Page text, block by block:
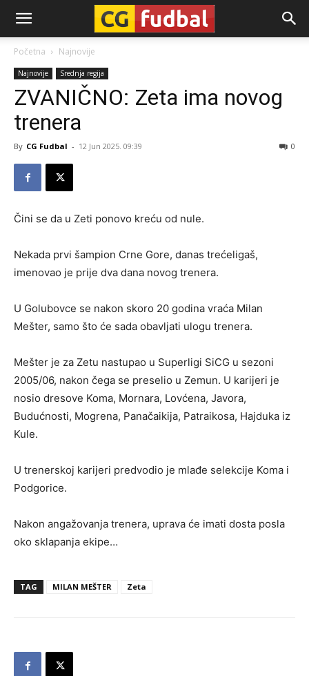
CG-
Fudbal
Početna Najnovije
Najnovije Srednja regija
ZVANIČNO: Zeta ima novog
trenera
By CG Fudbal - 12 Jun 2025. 09:39 0
Čini se da u Zeti ponovo kreću od nule.
Nekada prvi šampion Crne Gore, danas trećeligaš,
imenovao je prije dva dana novog trenera.
U Golubovce se nakon skoro 20 godina vraća Milan
Mešter, samo što će sada obavljati ulogu trenera.
Mešter je za Zetu nastupao u Superligi SiCG u sezoni
2005/06, nakon čega se preselio u Zemun. U karijeri je
nosio dresove Koma, Mornara, Lovćena, Javora,
Budućnosti, Mogrena, Panačaikija, Patraikosa, Hajduka iz
Kule.
U trenerskoj karijeri predvodio je mlađe selekcije Koma i
Podgorice.
Nakon angažovanja trenera, uprava će imati dosta posla
oko sklapanja ekipe…
TAG MILAN MEŠTER Zeta